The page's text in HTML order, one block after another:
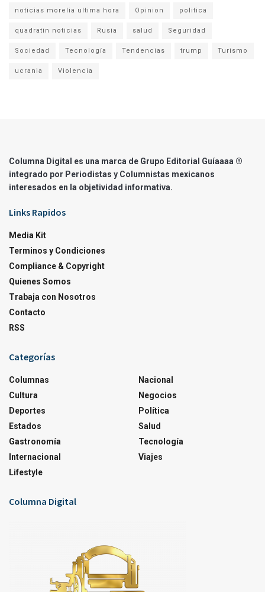
noticias morelia ultima hora Opinion politica
quadratin noticias Rusia salud Seguridad
Sociedad Tecnología Tendencias trump Turismo
ucrania Violencia
Columna Digital es una marca de Grupo Editorial Guíaaaa ®
integrado por Periodistas y Columnistas mexicanos
interesados en la objetividad informativa.
Links Rapidos
Media Kit
Terminos y Condiciones
Compliance & Copyright
Quienes Somos
Trabaja con Nosotros
Contacto
RSS
Categorías
Columnas
Cultura
Deportes
Estados
Gastronomía
Internacional
Lifestyle
Nacional
Negocios
Política
Salud
Tecnología
Viajes
Columna Digital